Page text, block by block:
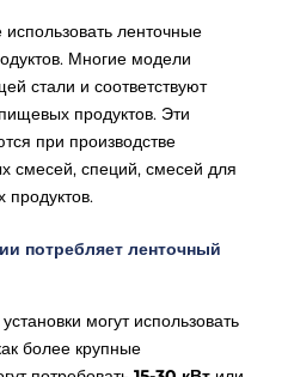
ленточные
Многие модели
стали и соответствуют
продуктов. Эти
при производстве
смесей, специй, смесей для
продуктов.
потребляет ленточный
могут использовать
более крупные